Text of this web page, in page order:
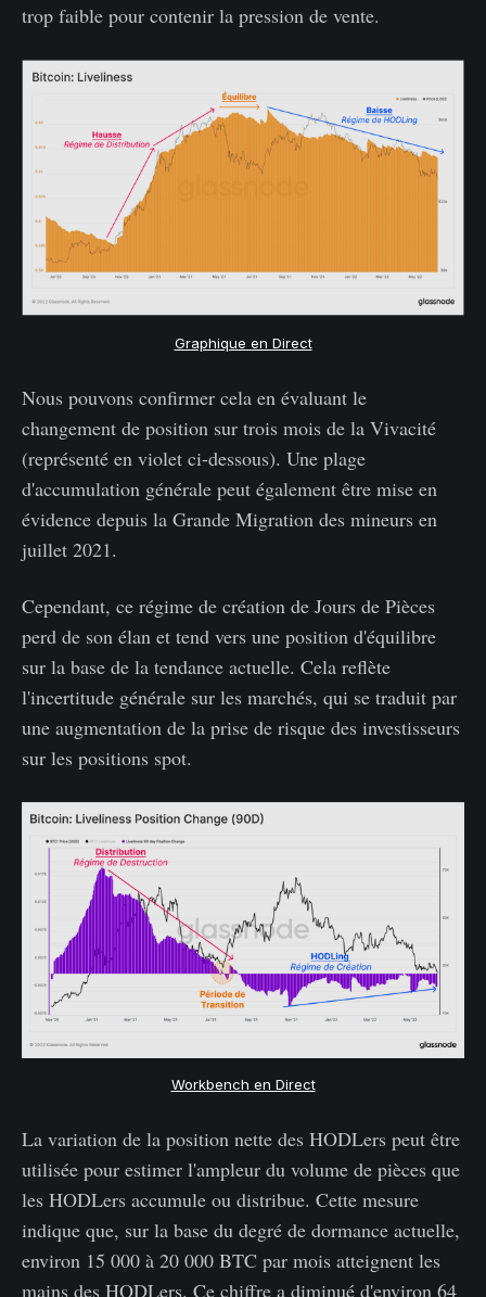
trop faible pour contenir la pression de vente.
Graphique en Direct
Nous pouvons confirmer cela en évaluant le
changement de position sur trois mois de la Vivacité
(représenté en violet ci-dessous). Une plage
d'accumulation générale peut également être mise en
évidence depuis la Grande Migration des mineurs en
juillet 2021.
Cependant, ce régime de création de Jours de Pièces
perd de son élan et tend vers une position d'équilibre
sur la base de la tendance actuelle. Cela reflète
l'incertitude générale sur les marchés, qui se traduit par
une augmentation de la prise de risque des investisseurs
sur les positions spot.
Workbench en Direct
La variation de la position nette des HODLers peut être
utilisée pour estimer l'ampleur du volume de pièces que
les HODLers accumule ou distribue. Cette mesure
indique que, sur la base du degré de dormance actuelle,
environ 15 000 à 20 000 BTC par mois atteignent les
mains des HODLers. Ce chiffre a diminué d'environ 64